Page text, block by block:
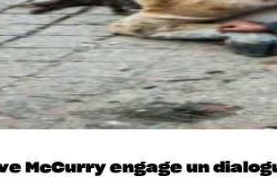
McCurry engage un